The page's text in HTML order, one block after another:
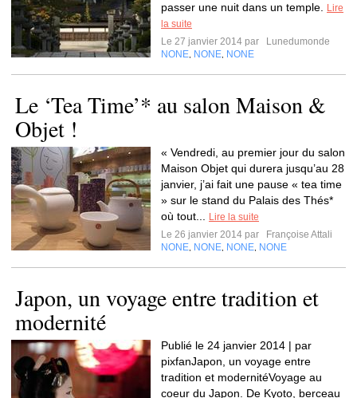
passer une nuit dans un temple.
Lire
la suite
Le 27 janvier 2014 par
Lunedumonde
NONE NONE NONE
Le ‘Tea Time’* au salon Maison &
Objet !
« Vendredi, au premier jour du salon
Maison Objet qui durera jusqu’au 28
janvier, j’ai fait une pause « tea time
» sur le stand du Palais des Thés*
où tout...
Lire la suite
Le 26 janvier 2014 par
Françoise Attali
NONE NONE NONE NONE
Japon, un voyage entre tradition et
modernité
Publié le 24 janvier 2014 | par
pixfanJapon, un voyage entre
tradition et modernitéVoyage au
coeur du Japon. De Kyoto, berceau